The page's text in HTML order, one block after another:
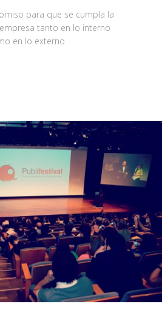
para que se cumpla la
tanto en lo interno
en lo externo